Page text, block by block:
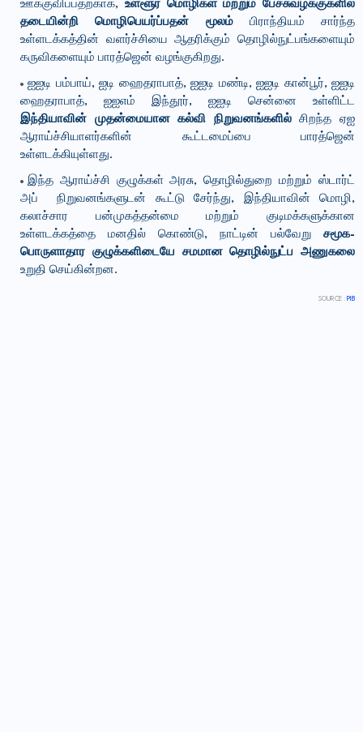
ஊக்குவிப்பதற்காக, உள்ளூர் மொழிகள் மற்றும் பேச்சுவழக்குகளில்
தடையின்றி மொழிபெயர்ப்பதன் மூலம்பிராந்தியம் சார்ந்த
உள்ளடக்கத்தின் வளர்ச்சியை ஆதரிக்கும் தொழில்நுட்பங்களையும்
கருவிகளையும் பாரத்ஜென் வழங்குகிறது.
ஐஐடி பம்பாய், ஐடி ஹைதராபாத், ஐஐடி மண்டி, ஐஐடி கான்பூர், ஐஐடி
ஹைதராபாத், ஐஐஎம் இந்தூர், ஐஐடி சென்னை உள்ளிட்ட
இந்தியாவின் முதன்மையான கல்வி நிறுவனங்களில்சிறந்த ஏஐ
ஆராய்ச்சியாளர்களின் கூட்டமைப்பை பாரத்ஜென்
உள்ளடக்கியுள்ளது.
இந்த ஆராய்ச்சி குழுக்கள் அரசு, தொழில்துறை மற்றும் ஸ்டார்ட்
அப் நிறுவனங்களுடன் கூட்டு சேர்ந்து, இந்தியாவின் மொழி,
கலாச்சார பன்முகத்தன்மை மற்றும் குடிமக்களுக்கான
உள்ளடக்கத்தை மனதில் கொண்டு, நாட்டின் பல்வேறு சமூக-
பொருளாதார குழுக்களிடையே சமமான தொழில்நுட்ப அணுகலை
உறுதி செய்கின்றன.
SOURCE : PIB